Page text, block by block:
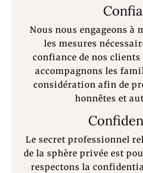
Nous nous engageons à
les mesures
confiance de nos
accompagnons les
considération afin de
honnêtes et
Le secret professionnel
de la sphère privée est
respectons la